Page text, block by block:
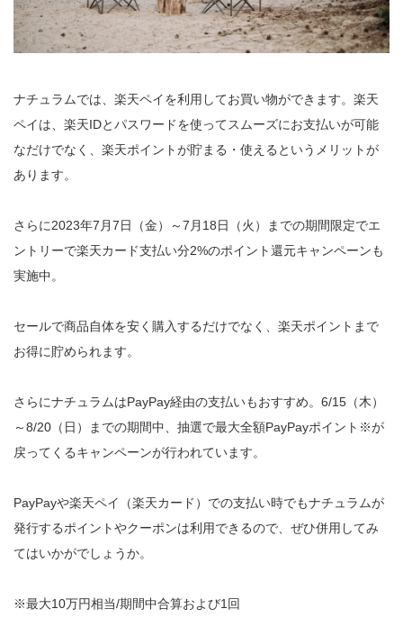
ナチュラムでは、楽天ペイを利用してお買い物ができます。楽天
ペイは、楽天IDとパスワードを使ってスムーズにお支払いが可能
なだけでなく、楽天ポイントが貯まる・使えるというメリットが
あります。
さらに2023年7月7日（金）～7月18日（火）までの期間限定でエ
ントリーで楽天カード支払い分2%のポイント還元キャンペーンも
実施中。
セールで商品自体を安く購入するだけでなく、楽天ポイントまで
お得に貯められます。
さらにナチュラムはPayPay経由の支払いもおすすめ。6/15（木）
～8/20（日）までの期間中、抽選で最大全額PayPayポイント※が
戻ってくるキャンペーンが行われています。
PayPayや楽天ペイ（楽天カード）での支払い時でもナチュラムが
発行するポイントやクーポンは利用できるので、ぜひ併用してみ
てはいかがでしょうか。
※最大10万円相当/期間中合算および1回